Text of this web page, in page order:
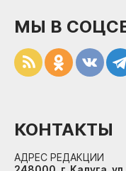
МЫ В
КОНТАКТЫ
АДРЕС РЕДАКЦИИ